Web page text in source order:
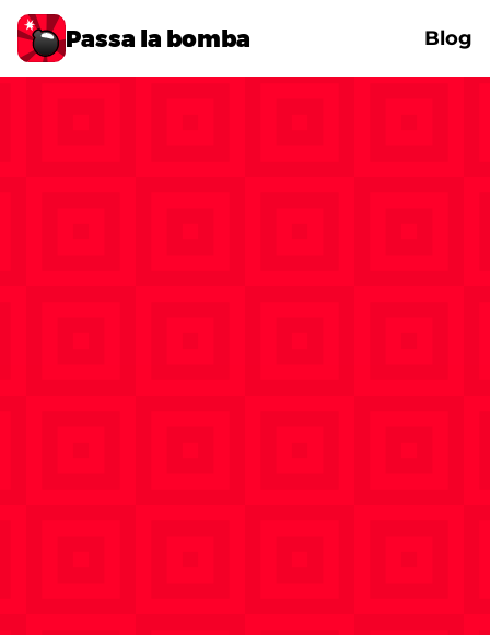
Passa la bomba Blog